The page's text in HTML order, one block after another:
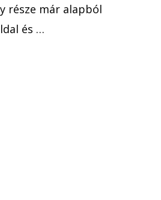
része már alapból
és …